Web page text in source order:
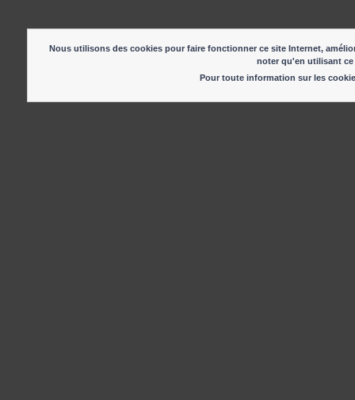
Nous utilisons des cookies pour faire fonctionner ce site Internet,
noter qu'en utilisant
Pour toute information sur les